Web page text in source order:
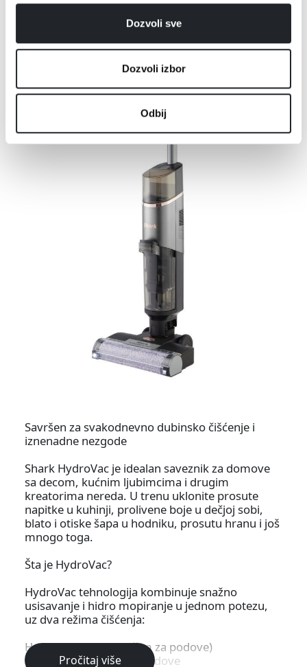
Dozvoli sve
Dozvoli izbor
Odbij
Savršen za svakodnevno dubinsko čišćenje i
iznenadne nezgode
Shark HydroVac je idealan saveznik za domove
sa decom, kućnim ljubimcima i drugim
kreatorima nereda. U trenu uklonite prosute
napitke u kuhinji, prolivene boje u dečjoj sobi,
blato i otiske šapa u hodniku, prosutu hranu i još
mnogo toga.
Šta je HydroVac?
HydroVac tehnologija kombinuje snažno
usisavanje i hidro mopiranje u jednom potezu,
uz dva režima čišćenja:
Hard Floor Mode (Režim za podove)
1. Dubinski čisti tvrde podove
Pročitaj više